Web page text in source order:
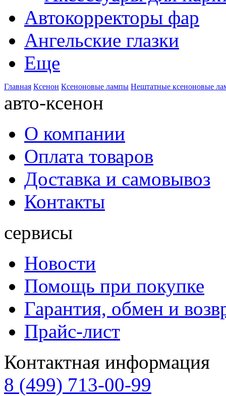
Автокорректоры фар
Ангельские глазки
Еще
Главная Ксенон Ксеноновые лампы Нештатные ксеноновые
авто-ксенон
О компании
Оплата товаров
Доставка и самовывоз
Контакты
сервисы
Новости
Помощь при покупке
Гарантия, обмен и
Прайс-лист
Контактная информация
8 (499) 713-00-99